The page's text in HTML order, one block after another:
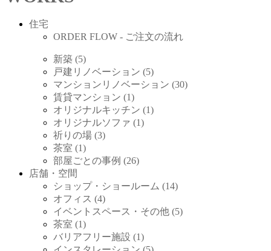
住宅
ORDER FLOW - ご注文の流れ
新築 (5)
戸建リノベーション (5)
マンションリノベーション (30)
賃貸マンション (1)
オリジナルキッチン (1)
オリジナルソファ (1)
祈りの場 (3)
茶室 (1)
部屋ごとの事例 (26)
店舗・空間
ショップ・ショールーム (14)
オフィス (4)
イベントスペース・その他 (5)
茶室 (1)
バリアフリー施設 (1)